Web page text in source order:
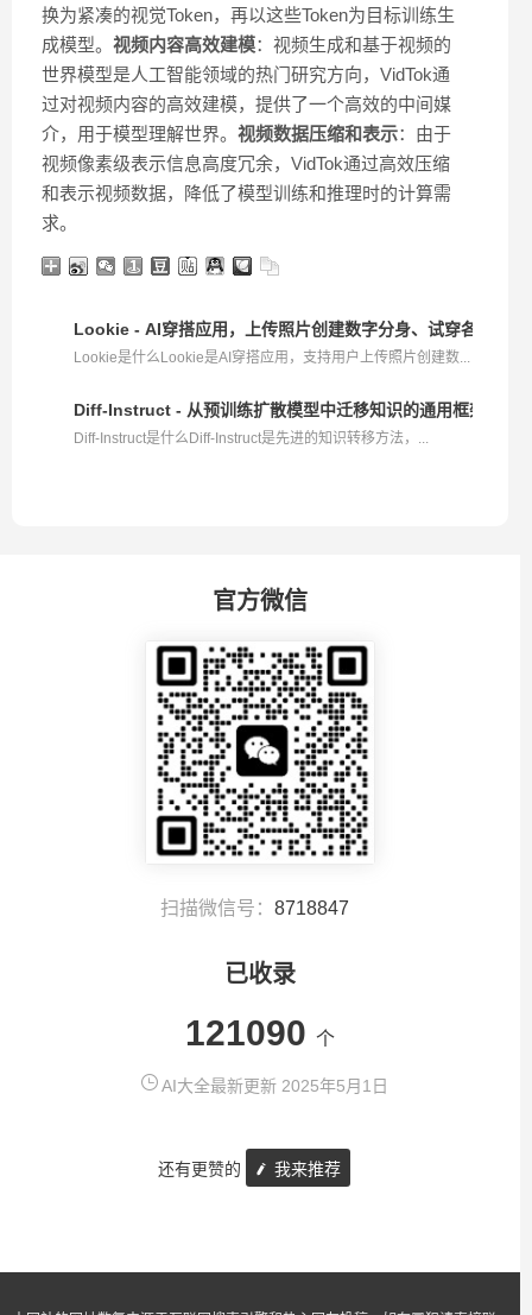
换为紧凑的视觉Token，再以这些Token为目标训练生
成模型。 视频内容高效建模：视频生成和基于视频的
世界模型是人工智能领域的热门研究方向，VidTok通
过对视频内容的高效建模，提供了一个高效的中间媒
介，用于模型理解世界。 视频数据压缩和表示：由于
视频像素级表示信息高度冗余，VidTok通过高效压缩
和表示视频数据，降低了模型训练和推理时的计算需
求。
Lookie - AI穿搭应用，上传照片创建数字分身、试穿各种风格
Lookie是什么Lookie是AI穿搭应用，支持用户上传照片创建数...
Diff-Instruct - 从预训练扩散模型中迁移知识的通用框架
Diff-Instruct是什么Diff-Instruct是先进的知识转移方法，...
官方微信
扫描微信号： 8718847
已收录
121090 个
AI大全最新更新 2025年5月1日
还有更赞的 我来推荐